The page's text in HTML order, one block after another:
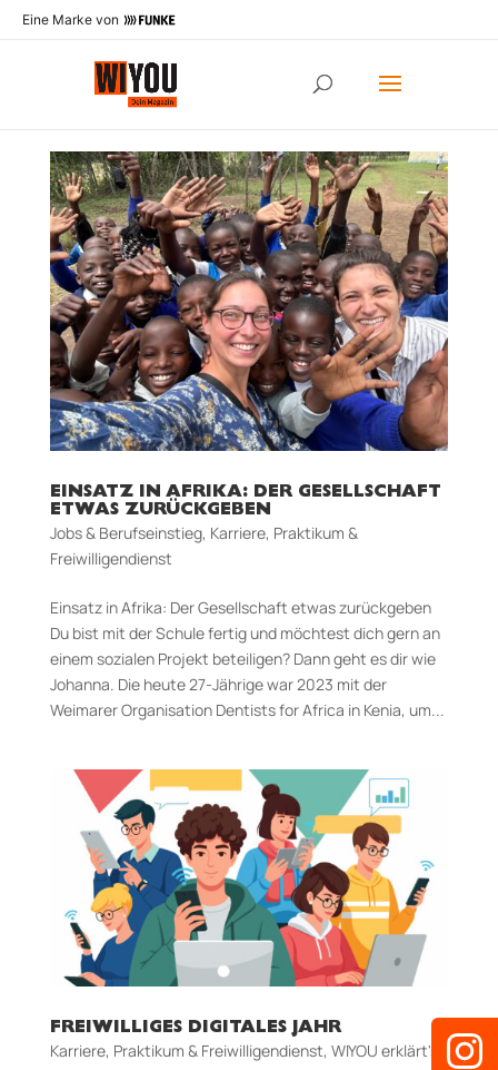
Eine Marke von
EINSATZ IN AFRIKA: DER GESELLSCHAFT
ETWAS ZURÜCKGEBEN
Jobs & Berufseinstieg, Karriere, Praktikum &
Freiwilligendienst
Einsatz in Afrika: Der Gesellschaft etwas zurückgeben
Du bist mit der Schule fertig und möchtest dich gern an
einem sozialen Projekt beteiligen? Dann geht es dir wie
Johanna. Die heute 27-Jährige war 2023 mit der
Weimarer Organisation Dentists for Africa in Kenia, um...
FREIWILLIGES DIGITALES JAHR
Karriere, Praktikum & Freiwilligendienst, WIYOU erklärt's